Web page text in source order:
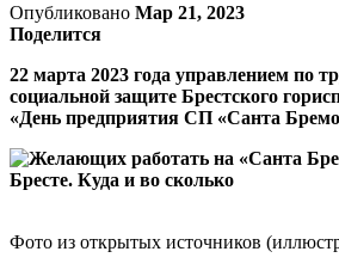
Опубликовано Мар 21, 2023
Поделится
22 марта 2023 года управлением по
социальной защите Брестского
«День предприятия СП «Санта
Фото из открытых источников